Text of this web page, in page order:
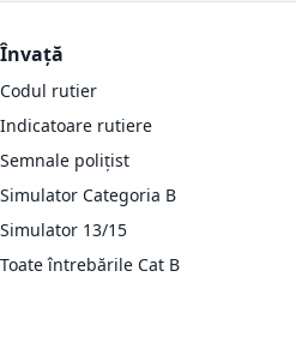
Învață
Codul rutier
Indicatoare rutiere
Semnale polițist
Simulator Categoria B
Simulator 13/15
Toate întrebările Cat B